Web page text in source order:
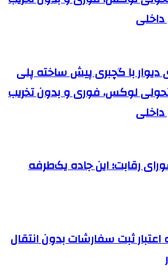
دیوار با گچبری پیش ساخته پلی
تحولی لوکس، فوری و بدون تخریب
۸۵۶ شورای رقابت؛ این جاده یک‌طرفه
ثبت سفارشات بدون انتقال